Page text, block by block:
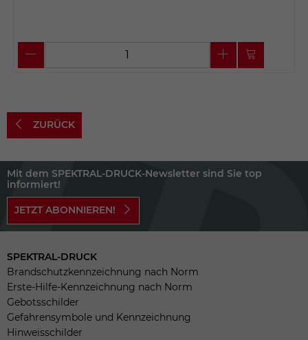
ZURÜCK
Mit dem SPEKTRAL-DRUCK-Newsletter sind Sie top
informiert!
JETZT ABONNIEREN!
SPEKTRAL-DRUCK
Brandschutzkennzeichnung nach Norm
Erste-Hilfe-Kennzeichnung nach Norm
Gebotsschilder
Gefahrensymbole und Kennzeichnung
Hinweisschilder